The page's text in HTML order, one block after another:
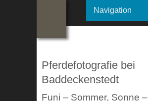
Navigation
Pferdefotografie bei
Baddeckenstedt
Funi – Sommer, Sonne –